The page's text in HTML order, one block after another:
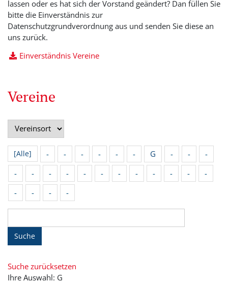
lassen oder es hat sich der Vorstand geändert? Dan füllen Sie
bitte die Einverständnis zur
Datenschutzgrundverordnung aus und senden Sie diese an
uns zurück.
Einverständnis Vereine
Vereine
[Alle] - - - - - - G - -
-
-
- - - - - - - - - -
-
-
- - -
Suche
Suche zurücksetzen
Ihre Auswahl: G